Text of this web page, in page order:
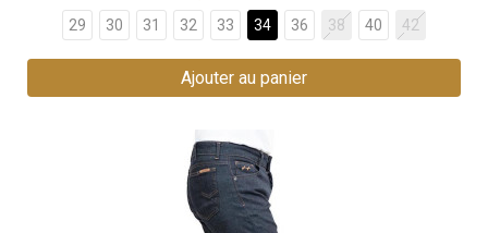
29 30 31 32 33 34 36 38 40 42
Ajouter au panier